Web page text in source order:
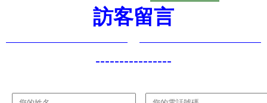
訪客留言
----------------